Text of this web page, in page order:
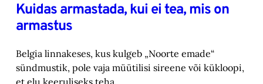
Kuidas armastada, kui ei tea, mis on
armastus
Belgia linnakeses, kus kulgeb „Noorte emade“
sündmustik, pole vaja müütilisi sireene või kük‎loopi,
et elu keeruliseks teha. ‎